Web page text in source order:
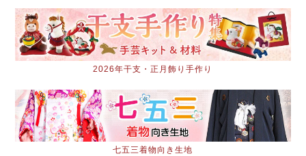
2026年干支・正月飾り手作り
七五三着物向き生地